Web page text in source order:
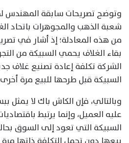
وتوضح تصريحات سابقة المهندس
شعبة الذهب والمجوهرات باتحاد
من هذه المعادلة؛ إذ أشار في
بقاء الغلاف يحمي السبيكة من
الشركة تكلفة إعادة تصنيع غلاف
السبيكة قبل طرحها للبيع مرة
وبالتالي، فإن الكاش باك لا
عليه العميل، وإنما يرتبط
السبيكة التي تعود إلى السوق